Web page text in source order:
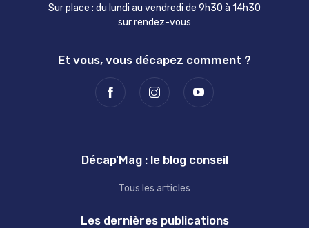
Sur place : du lundi au vendredi de 9h30 à 14h30
sur rendez-vous
Et vous, vous décapez comment ?
Décap'Mag : le blog conseil
Tous les articles
Les dernières publications